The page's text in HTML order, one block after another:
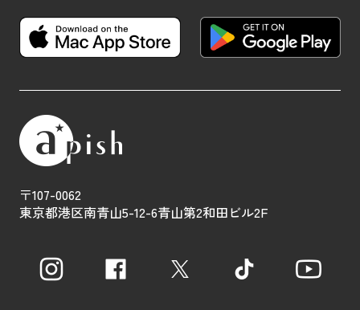
〒107-0062
東京都港区南青山5-12-6青山第2和田ビル2F